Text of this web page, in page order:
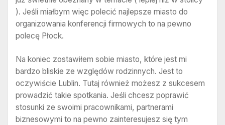
). Jeśli miałbym więc polecić najlepsze miasto do
organizowania konferencji firmowych to na pewno
polecę Płock.
Na koniec zostawiłem sobie miasto, które jest mi
bardzo bliskie ze względów rodzinnych. Jest to
oczywiście Lublin. Tutaj również możesz z sukcesem
prowadzić takie spotkania. Jeśli chcesz poprawić
stosunki ze swoimi pracownikami, partnerami
biznesowymi to na pewno zainteresujesz się tym